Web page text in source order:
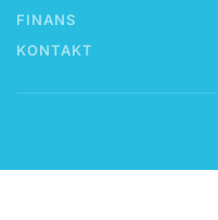
FINANS
KONTAKT